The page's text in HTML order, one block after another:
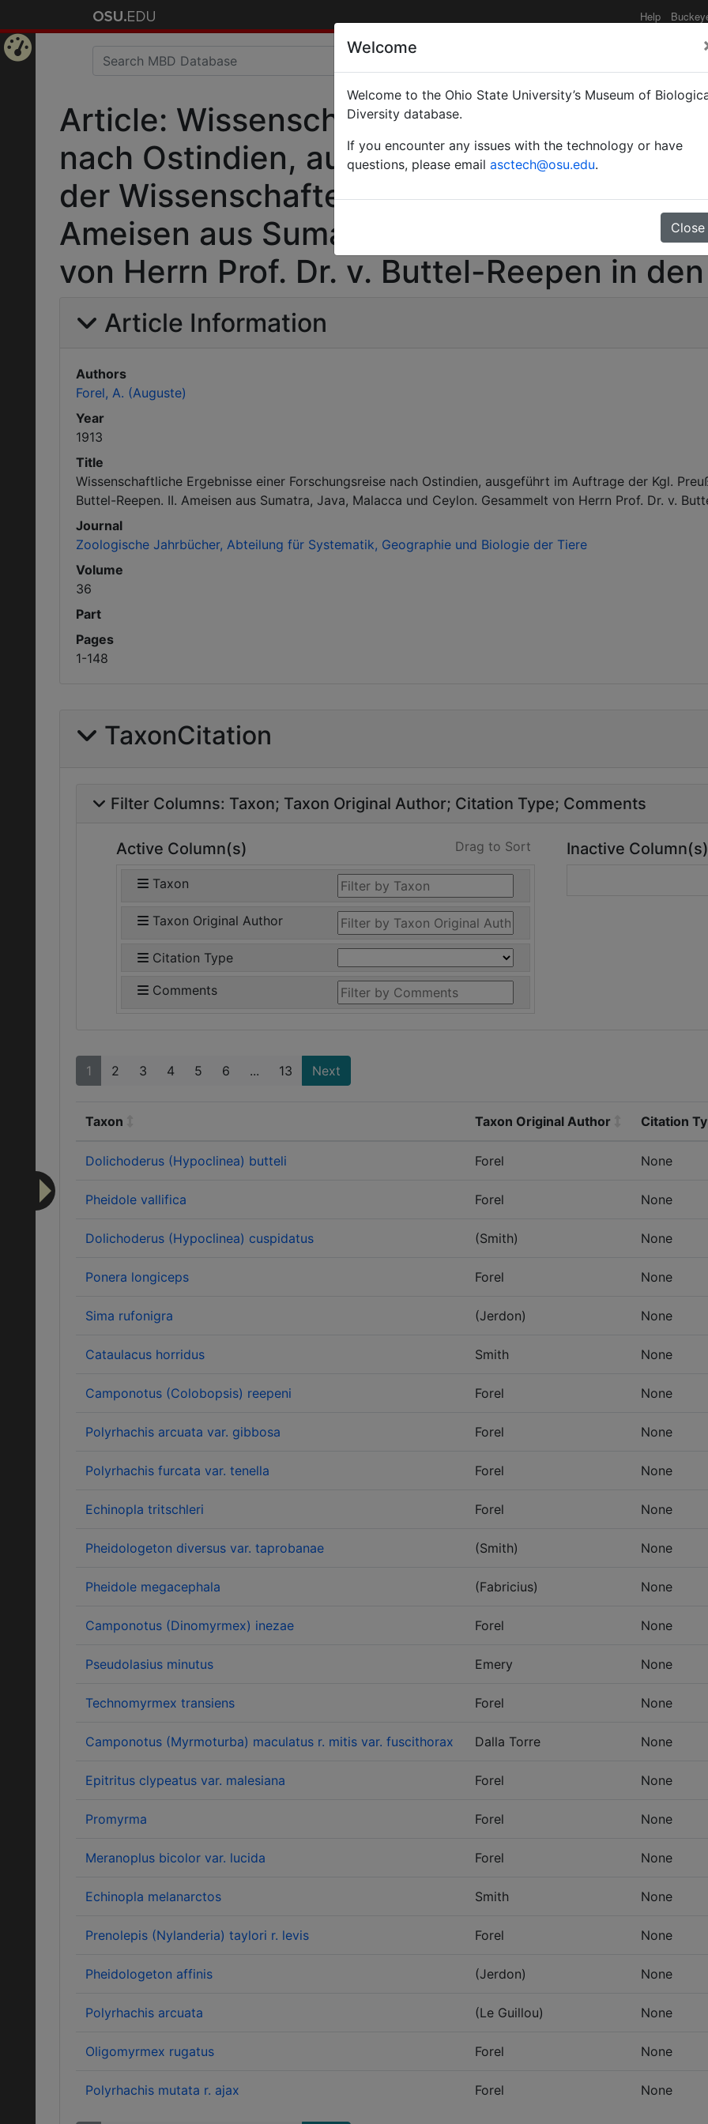
Help
Article: Wissenschaftliche Ergebnisse
nach Ostindien, ausgeführt im Auftrage
der Wissenschaften zu Berlin von H. v.
Ameisen aus Sumatra, Java, Malacca und
von Herrn Prof. Dr. v. Buttel-Reepen in
Article Information
Authors
Forel, A. (Auguste)
Year
1913
Title
Wissenschaftliche Ergebnisse einer Forschungsreise nach Ostindien, ausgeführt im Auftrage der Kgl.
Buttel-Reepen. II. Ameisen aus Sumatra, Java, Malacca und Ceylon. Gesammelt von Herrn Prof. Dr. v.
Journal
Zoologische Jahrbücher, Abteilung für Systematik, Geographie und Biologie der Tiere
Volume
36
Part
Pages
1-148
TaxonCitation
Filter Columns: Taxon Taxon Original Author Citation Type Comments
Active Column(s) Drag to Sort
Taxon
Taxon Original Author
Citation Type
Comments
Inactive Column(s)
1 2 3 4 5 6 ... 13 Next
Taxon Taxon Original Author Citation
Dolichoderus (Hypoclinea) butteli Forel None
Pheidole vallifica Forel None
Dolichoderus (Hypoclinea) cuspidatus (Smith) None
Ponera longiceps Forel None
Sima rufonigra (Jerdon) None
Cataulacus horridus Smith None
Camponotus (Colobopsis) reepeni Forel None
Polyrhachis arcuata var. gibbosa Forel None
Polyrhachis furcata var. tenella Forel None
Echinopla tritschleri Forel None
Pheidologeton diversus var. taprobanae (Smith) None
Pheidole megacephala (Fabricius) None
Camponotus (Dinomyrmex) inezae Forel None
Pseudolasius minutus Emery None
Technomyrmex transiens Forel None
Camponotus (Myrmoturba) maculatus r. mitis var. fuscithorax Dalla Torre None
Epitritus clypeatus var. malesiana Forel None
Promyrma Forel None
Meranoplus bicolor var. lucida Forel None
Echinopla melanarctos Smith None
Prenolepis (Nylanderia) taylori r. levis Forel None
Pheidologeton affinis (Jerdon) None
Polyrhachis arcuata (Le Guillou) None
Oligomyrmex rugatus Forel None
Polyrhachis mutata r. ajax Forel None
Welcome
Welcome to the Ohio State University’s Museum of
Diversity database.
If you encounter any issues with the technology or have
questions, please email asctech@osu.edu.
Close